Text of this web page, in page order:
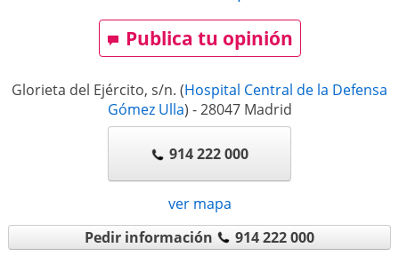
Publica tu opinión
Glorieta del Ejército, s/n. (Hospital Central de la Defensa
Gómez Ulla) -28047 Madrid
914 222 000
ver mapa
Pedir información
914 222 000